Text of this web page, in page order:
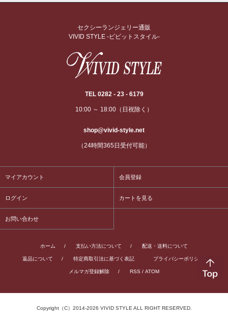
セクシーランジェリー通販
VIVID STYLE -ビビットスタイル-
TEL 0282 - 23 - 6179
10:00 ～ 18:00（日祝除く）
shop@vivid-style.net
（24時間365日受付可能）
マイアカウント 会員登録
ログイン カートを見る
お問い合わせ
ホーム / 支払い方法について / 配送・送料について
返品について / 特定商取引法に基づく表記 プライバシーポリシー
メルマガ登録解除 / RSS / ATOM
Copyright（C）2014-2026 VIVID STYLE ALL RIGHT RESERVED.